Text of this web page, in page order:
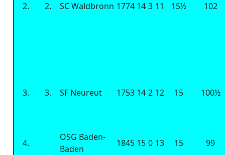
2. 2. SC Waldbronn 1774 14 3 11 15½ 102
3. 3. SF Neureut 1753 14 2 12 15 100½
4.
OSG Baden-
Baden
1845 15 0 13 15
99